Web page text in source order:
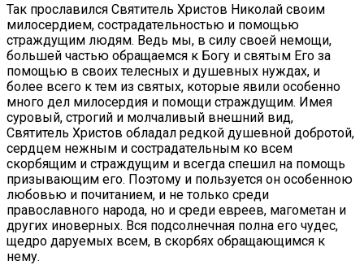
Так прославился Святитель Христов Николай своим
милосердием, сострадательностью и помощью
страждущим людям. Ведь мы, в силу своей немощи,
большей частью обращаемся к Богу и святым Его за
помощью в своих телесных и душевных нуждах, и
более всего к тем из святых, которые явили особенно
много дел милосердия и помощи страждущим. Имея
суровый, строгий и молчаливый внешний вид,
Святитель Христов обладал редкой душевной добротой,
сердцем нежным и сострадательным ко всем
скорбящим и страждущим и всегда спешил на помощь
призывающим его. Поэтому и пользуется он особенною
любовью и почитанием, и не только среди
православного народа, но и среди евреев, магометан и
других иноверных. Вся подсолнечная полна его чудес,
щедро даруемых всем, в скорбях обращающимся к
нему.